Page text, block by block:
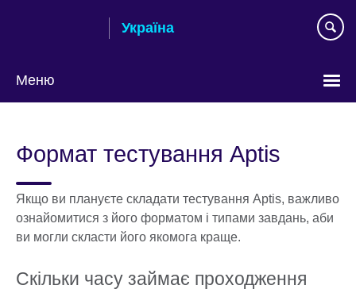
Україна
Меню
language
Формат тестування Aptis
Якщо ви плануєте складати тестування Aptis, важливо
ознайомитися з його форматом і типами завдань, аби
ви могли скласти його якомога краще.
Скільки часу займає проходження